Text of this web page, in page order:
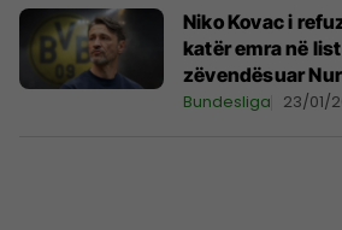
Niko Kovac i
katër emra në
zëvendësuar
Bundesliga 23/01/